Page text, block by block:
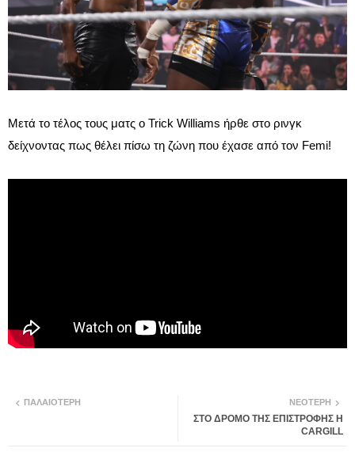
Μετά το τέλος τους ματς ο Trick Williams ήρθε στο ρινγκ
δείχνοντας πως θέλει πίσω τη ζώνη που έχασε από τον Femi!
ΝΕΌΤΕΡΗ
ΣΤΟ ΔΡΟΜΟ ΤΗΣ ΕΠΙΣΤΡΟΦΗΣ Η
CARGILL
ΠΑΛΑΙΌΤΕΡΗ